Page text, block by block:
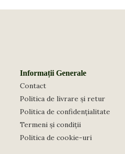
Informații Generale
Contact
Politica de livrare și retur
Politica de confidențialitate
Termeni și condiții
Politica de cookie-uri